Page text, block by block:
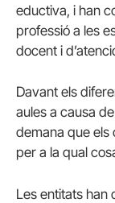
eductiva, i han
professió a les
docent i
Davant els
aules a causa
demana que els
per a la qual
Les entitats han